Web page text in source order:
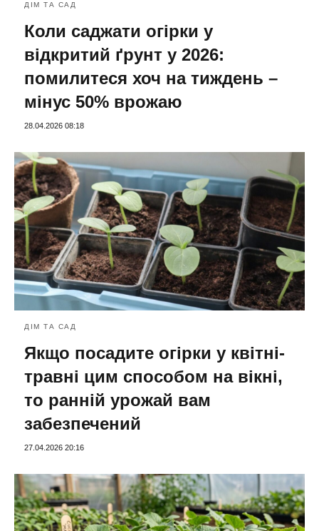
ДІМ ТА САД
Коли саджати огірки у
відкритий ґрунт у 2026:
помилитеся хоч на тиждень –
мінус 50% врожаю
28.04.2026 08:18
ДІМ ТА САД
Якщо посадите огірки у квітні-
травні цим способом на вікні,
то ранній урожай вам
забезпечений
27.04.2026 20:16